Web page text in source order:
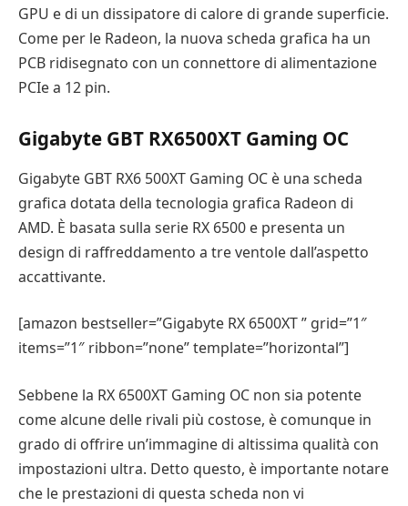
GPU e di un dissipatore di calore di grande superficie.
Come per le Radeon, la nuova scheda grafica ha un
PCB ridisegnato con un connettore di alimentazione
PCIe a 12 pin.
Gigabyte GBT RX6500XT Gaming OC
Gigabyte GBT RX6 500XT Gaming OC è una scheda
grafica dotata della tecnologia grafica Radeon di
AMD. È basata sulla serie RX 6500 e presenta un
design di raffreddamento a tre ventole dall’aspetto
accattivante.
[amazon bestseller=”Gigabyte RX 6500XT ” grid=”1″
items=”1″ ribbon=”none” template=”horizontal”]
Sebbene la RX 6500XT Gaming OC non sia potente
come alcune delle rivali più costose, è comunque in
grado di offrire un’immagine di altissima qualità con
impostazioni ultra. Detto questo, è importante notare
che le prestazioni di questa scheda non vi